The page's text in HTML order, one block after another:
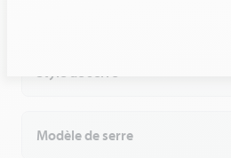
Style de serre
Modèle de serre